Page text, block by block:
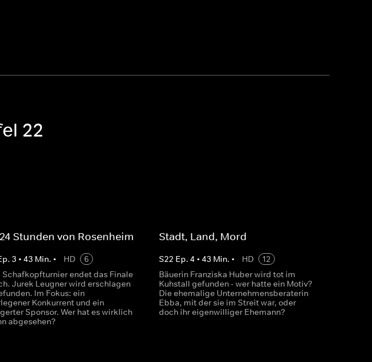
22
Stunden von Rosenheim
3 • 43 Min. • HD
6
Schafkopfturnier endet das Finale
Jurek Leugner wird erschlagen
Im Fokus: ein
Konkurrent und ein
Sponsor. Wer hat es wirklich
abgesehen?
Stadt, Land, Mord
S22 Ep. 4 • 43 Min. • HD
12
Bäuerin Franziska Huber wird tot im
Kuhstall gefunden - wer hatte ein Motiv?
Die ehemalige Unternehmensberaterin
Ebba, mit der sie im Streit war, oder
doch ihr eigenwilliger Ehemann?